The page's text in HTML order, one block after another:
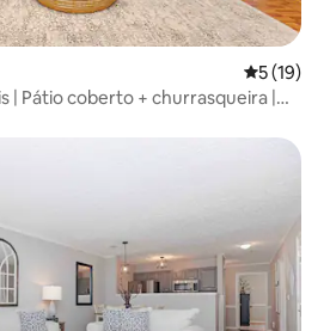
5 de uma
5 (19)
Pátio coberto + churrasqueira |